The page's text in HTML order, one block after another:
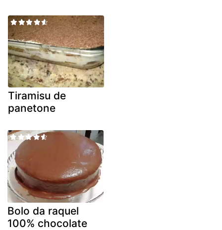
Tiramisu de
panetone
Bolo da raquel
100% chocolate